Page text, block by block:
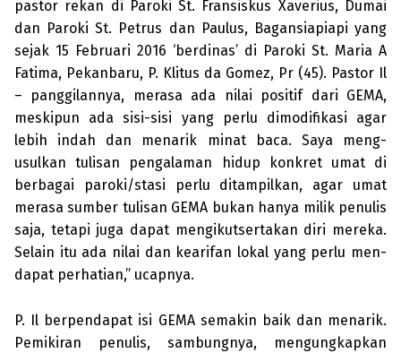
pastor rekan di Paroki St. Fransiskus Xaverius, Dumai
dan Paroki St. Petrus dan Paulus, Bagansiapiapi yang
sejak 15 Februari 2016 ‘berdinas’ di Paroki St. Maria A
Fatima, Pekanbaru, P. Klitus da Gomez, Pr (45). Pastor Il
– panggilannya, merasa ada nilai positif dari GEMA,
meskipun ada sisi-sisi yang perlu dimodifikasi agar
lebih indah dan menarik minat baca. Saya meng­
usulkan tulisan pengalaman hidup konkret umat di
berbagai paroki/stasi perlu ditam­pilkan, agar umat
merasa sumber tulisan GEMA bukan hanya milik penulis
saja, tetapi juga dapat meng­ikutsertakan diri mereka.
Selain itu ada nilai dan kearifan lokal yang perlu men­
dapat perhatian,” ucap­nya.
P. Il berpendapat isi GEMA semakin baik dan menarik.
Pemikiran penulis, sambungnya, mengungkapkan